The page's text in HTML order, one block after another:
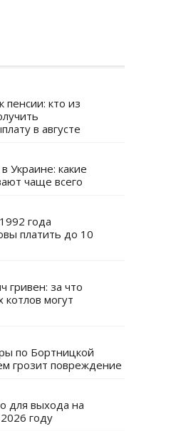
пенсии: кто из
в августе
Украине: какие
чаще всего
года
платить до 10
за что
котлов могут
по Бортницкой
грозит повреждение
для выхода на
году